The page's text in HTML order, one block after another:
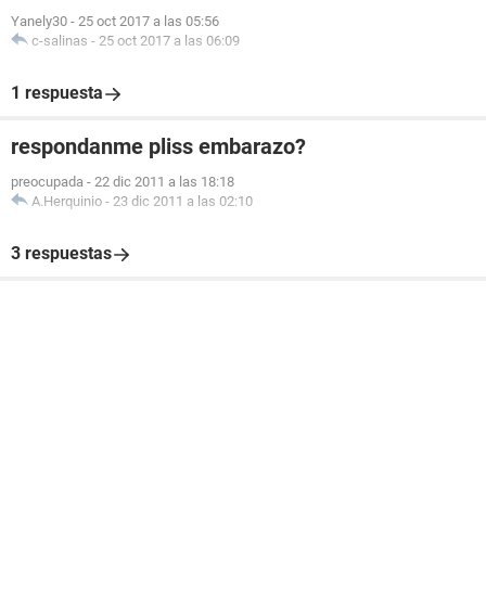
Yanely30 - 25 oct 2017 a las 05:56
c-salinas - 25 oct 2017 a las 06:09
1 respuesta
respondanme pliss embarazo?
preocupada - 22 dic 2011 a las 18:18
A.Herquinio - 23 dic 2011 a las 02:10
3 respuestas